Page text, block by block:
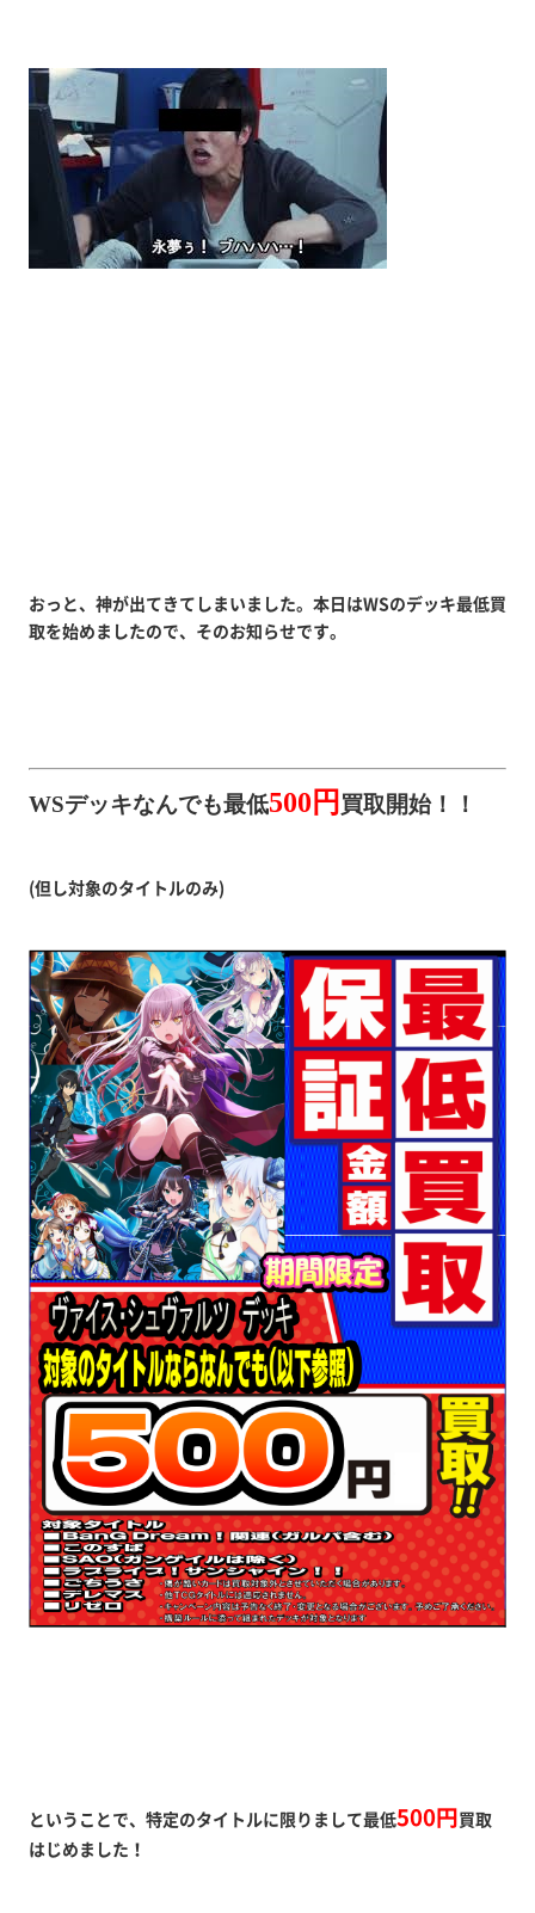
おっと、神が出てきてしまいました。本日はWSのデッキ最低買
取を始めましたので、そのお知らせです。
WSデッキなんでも最低500円 買取開始！！
(但し対象のタイトルのみ)
ということで、特定のタイトルに限りまして最低500円買取
はじめました！